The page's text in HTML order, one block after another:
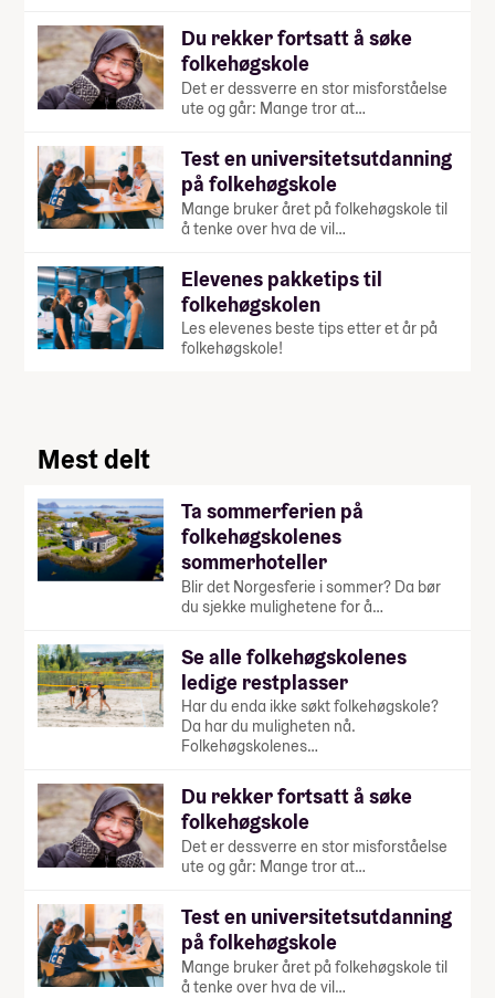
Du rekker fortsatt å søke
folkehøgskole
Det er dessverre en stor misforståelse
ute og går: Mange tror at…
Test en universitetsutdanning
på folkehøgskole
Mange bruker året på folkehøgskole til
å tenke over hva de vil…
Elevenes pakketips til
folkehøgskolen
Les elevenes beste tips etter et år på
folkehøgskole!
Mest delt
Ta sommerferien på
folkehøgskolenes
sommerhoteller
Blir det Norgesferie i sommer? Da bør
du sjekke mulighetene for å…
Se alle folkehøgskolenes
ledige restplasser
Har du enda ikke søkt folkehøgskole?
Da har du muligheten nå.
Folkehøgskolenes…
Du rekker fortsatt å søke
folkehøgskole
Det er dessverre en stor misforståelse
ute og går: Mange tror at…
Test en universitetsutdanning
på folkehøgskole
Mange bruker året på folkehøgskole til
å tenke over hva de vil…